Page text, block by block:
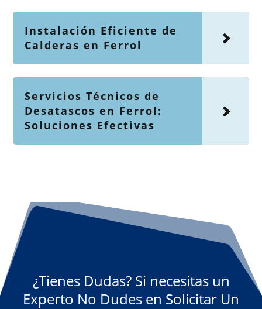
Instalación Eficiente de
Calderas en Ferrol
Servicios Técnicos de
Desatascos en Ferrol:
Soluciones Efectivas
¿Tienes Dudas? Si necesitas un
Experto No Dudes en Solicitar Un